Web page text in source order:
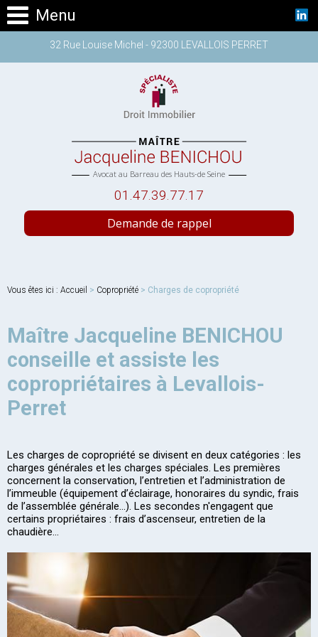
Menu
32 Rue Louise Michel - 92300 LEVALLOIS PERRET
Avocat au Barreau des Hauts-de Seine
01.47.39.77.17
Demande de rappel
Vous êtes ici : Accueil > Copropriété > Charges de copropriété
Maître Jacqueline BENICHOU
conseille et assiste les
copropriétaires à Levallois-
Perret
Les charges de copropriété se divisent en deux catégories : les
charges générales et les charges spéciales. Les premières
concernent la conservation, l’entretien et l’administration de
l’immeuble (équipement d’éclairage, honoraires du syndic, frais
de l’assemblée générale...). Les secondes n'engagent que
certains propriétaires : frais d’ascenseur, entretien de la
chaudière...